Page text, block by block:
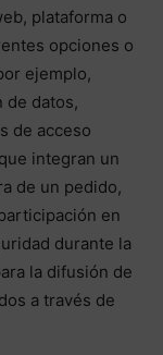
plataforma o
opciones o
ejemplo,
de datos,
de acceso
integran un
de un pedido,
en
durante la
la difusión de
a través de